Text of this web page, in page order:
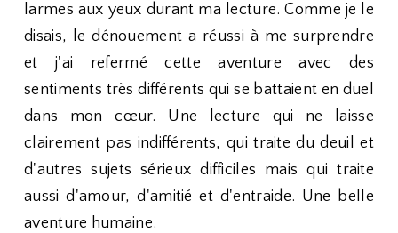
larmes aux yeux durant ma lecture. Comme je le
disais, le dénouement a réussi à me surprendre
et j'ai refermé cette aventure avec des
sentiments très différents qui se battaient en duel
dans mon cœur. Une lecture qui ne laisse
clairement pas indifférents, qui traite du deuil et
d'autres sujets sérieux difficiles mais qui traite
aussi d'amour, d'amitié et d'entraide. Une belle
aventure humaine.